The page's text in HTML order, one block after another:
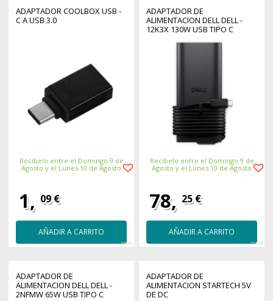
ADAPTADOR COOLBOX USB -
C A USB 3.0
Recíbelo entre el Domingo 9 de
Agosto y el Lunes 10 de Agosto
1, 09 €
AÑADIR A CARRITO
29065
ADAPTADOR DE
ALIMENTACION DELL DELL -
12K3X 130W USB TIPO C
Recíbelo entre el Domingo 9 de
Agosto y el Lunes 10 de Agosto
78, 25 €
AÑADIR A CARRITO
55568
ADAPTADOR DE
ALIMENTACION DELL DELL -
2NFMW 65W USB TIPO C
ADAPTADOR DE
ALIMENTACION STARTECH 5V
DE DC